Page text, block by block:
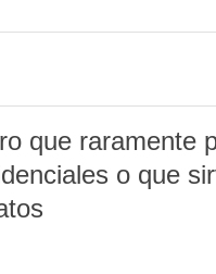
que raramente
o que